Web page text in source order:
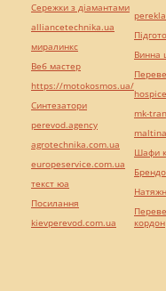
Сережки з діамантами
alliancetechnika.ua
миралинкс
Веб мастер
https://motokosmos.ua/
Синтезатори
perevod.agency
agrotechnika.com.ua
europeservice.com.ua
текст юа
Посилання
kievperevod.com.ua
Винна
mk-
Шафи
кордон